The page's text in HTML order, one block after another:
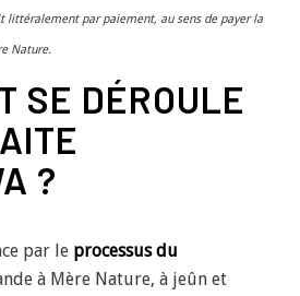
littéralement par paiement, au sens de payer la
Nature.
SE DÉROULE
?
par le processus du
à Mère Nature, à jeûn et